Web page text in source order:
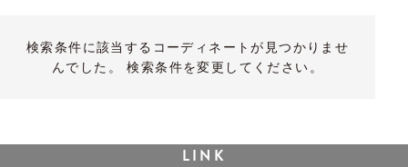
検索条件に該当するコーディネートが見つかりませ
んでした。 検索条件を変更してください。
LINK